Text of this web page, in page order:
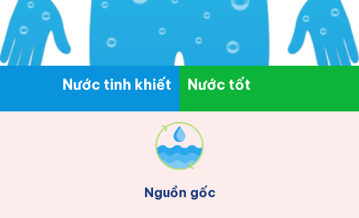
Nước tinh khiết Nước tốt
Nguồn gốc